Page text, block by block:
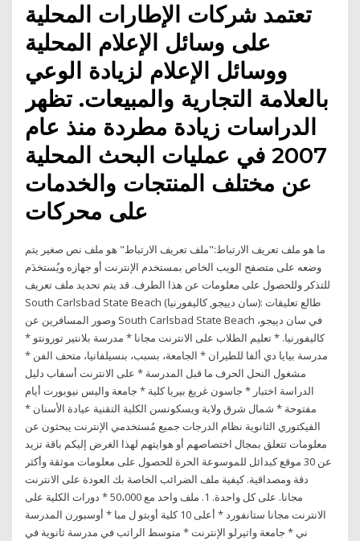
تعتمد شركات الإطارات المحلية
على وسائل الإعلام المحلية
ووسائل الإعلام لزيادة الوعي
بالعلامة التجارية والمبيعات. تظهر
الدراسات زيادة مطردة منذ عام
2007 في عمليات البحث المحلية
عن مختلف المنتجات والخدمات
على محركات
ما هو ملف تعريف الارتباط:"ملف تعريف الارتباط" هو ملف نص صغير يتم
وضعه على متصفح الويب الخاص بمستخدم الإنترنت أو جهازه ويُستخدَم
للتذكر وللحصول على معلومات عن هذا الطرف. قد يتم تحديد ملف تعريف
‪South Carlsbad State Beach‬ (سان دييجو, كاليفورنيا): طالع تعليقات
وصور المسافرين عن ‪South Carlsbad State Beach‬ في سان دييجو،
كاليفورنيا. * تعليم الطلاب على الانترنت مجانا * مدرسة بلانتير تورونتو *
مدرسة بيايا دي ألفا للطيران * الجامعة، بسبب، بنسيلفانيا، متحف الفن *
مشغول النحل الحرف ما قبل المدرسة * على الانترنت أسفاب دليل
الدراسة اختبار * جاسون غريغ بيريا كلية * جامعة واليس نيوبورت أيام
مفتوحة * شمال شرق ولاية ويسكونسن الكلية التقنية عيادة الأسنان *
الفيكتوري الثانوية نظام الدرجات جميع مُستخدمي الإنترنت يبحثون عن
معلومات تتعلق بمجال اختصاصهم أو هوايتهم لهذا الغرض إليكم باقة تزيد
عن 30 موقع كبدائل للموسوعة الحرة للحصول على معلومات موثقة وأكثر
دقة ومصداقية. كيفية ملف الضرائب الخاصة بك العودة على الانترنت
مجانا. على كل واحدة. 1. ملف واحد مع 50،000 * دورات الكلية على
الانترنت مجانا ستانفورد * أعلى 10 كلية أوبتو ل مبا * أوسبورن المدرسة
ني * جامعة واتيرلو الإنترنت * متوسط الراتب في مدرسة ثانوية في